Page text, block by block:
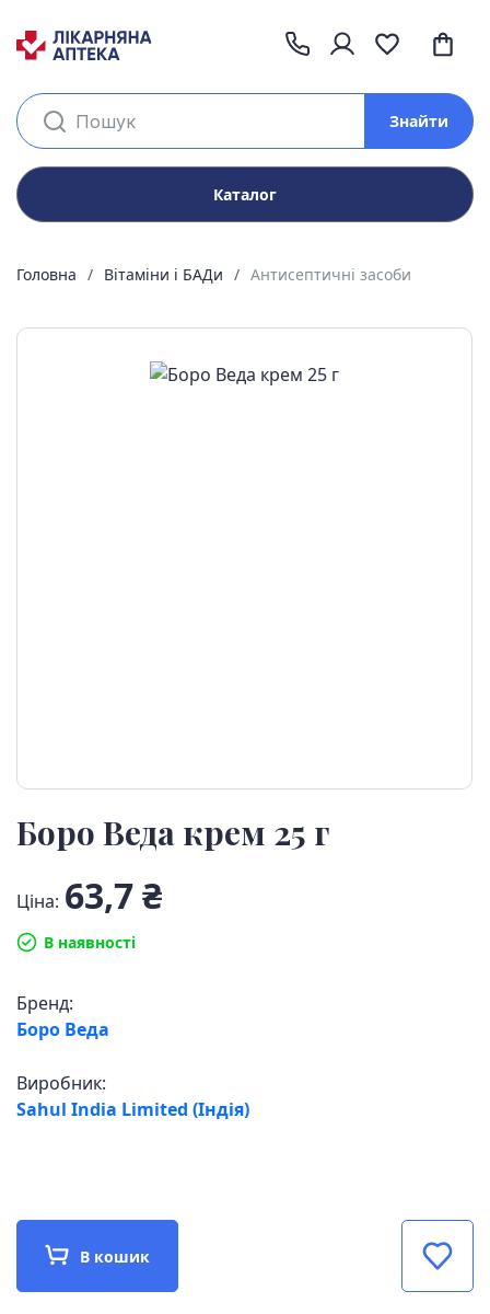
Каталог
Знайти
Головна Вітаміни і БАДи Антисептичні засоби
Боро Веда крем 25 г
Ціна: 63,7 ₴
В наявності
Бренд:
Боро Веда
Виробник:
Sahul India Limited (Індія)
В кошик